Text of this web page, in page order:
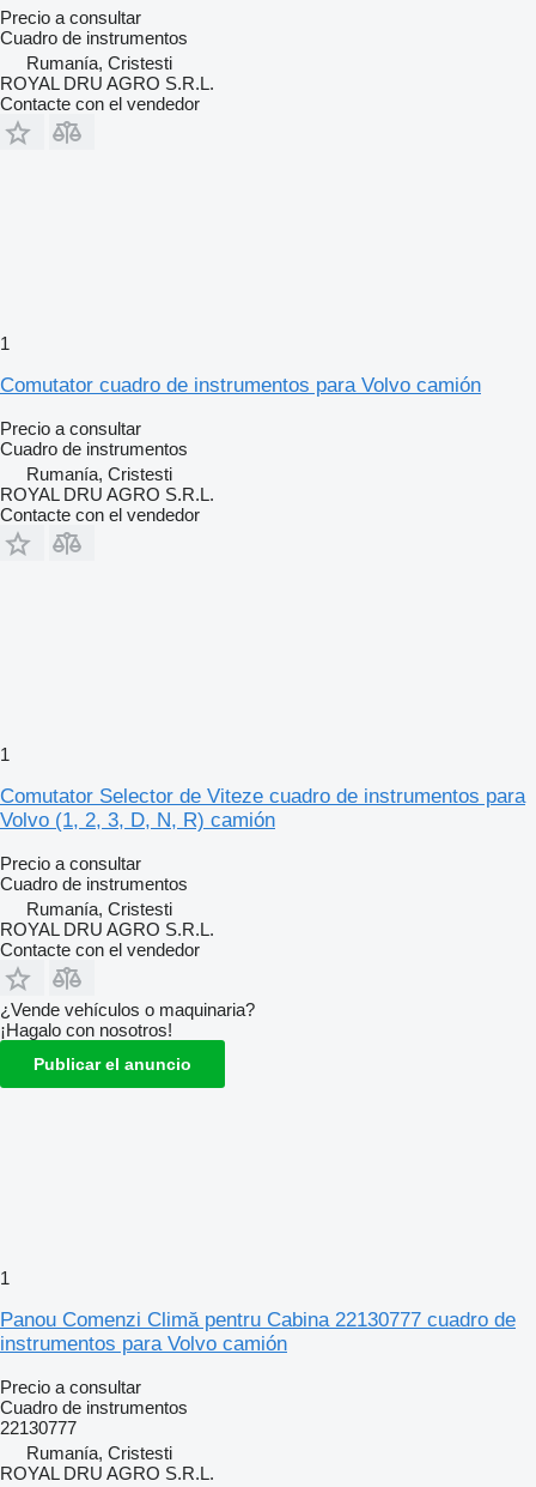
Precio a consultar
Cuadro de instrumentos
Rumanía, Cristesti
ROYAL DRU AGRO S.R.L.
Contacte con el vendedor
1
Comutator cuadro de instrumentos para Volvo camión
Precio a consultar
Cuadro de instrumentos
Rumanía, Cristesti
ROYAL DRU AGRO S.R.L.
Contacte con el vendedor
1
Comutator Selector de Viteze cuadro de instrumentos para
Volvo (1, 2, 3, D, N, R) camión
Precio a consultar
Cuadro de instrumentos
Rumanía, Cristesti
ROYAL DRU AGRO S.R.L.
Contacte con el vendedor
¿Vende vehículos o maquinaria?
¡Hagalo con nosotros!
Publicar el anuncio
1
Panou Comenzi Climă pentru Cabina 22130777 cuadro de
instrumentos para Volvo camión
Precio a consultar
Cuadro de instrumentos
22130777
Rumanía, Cristesti
ROYAL DRU AGRO S.R.L.